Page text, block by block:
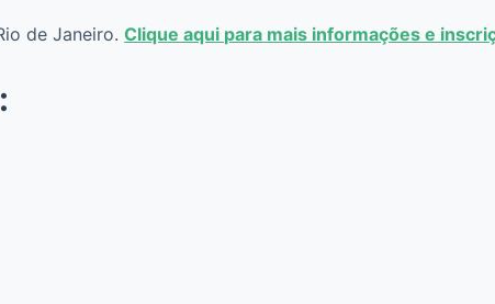
de Janeiro.Clique aqui para mais informações e